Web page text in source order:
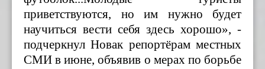
приветствуются, но им нужно будет
научиться вести себя здесь хорошо», -
подчеркнул Новак репортёрам местных
СМИ в июне, объявив о мерах по борьбе